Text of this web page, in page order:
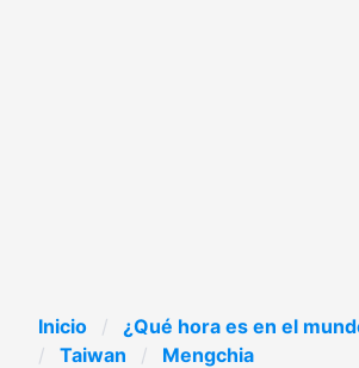
Inicio ¿Qué hora es en el
Taiwan
Mengchia